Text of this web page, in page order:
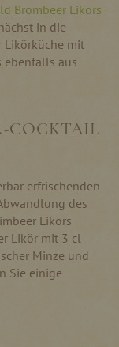
Brombeer Likörs
in die
Likörküche mit
ebenfalls aus
COCKTAIL
erfrischenden
des
Likörs
Likör mit 3 cl
Minze und
Sie einige